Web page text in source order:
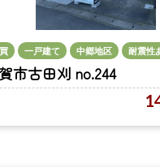
一戸建て 中郷地区 耐震性
市古田刈 no.244